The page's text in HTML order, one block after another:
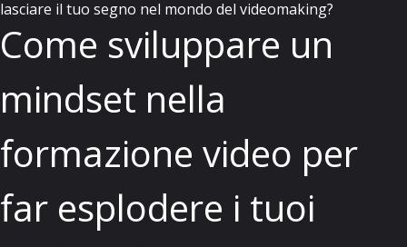
lasciare il tuo segno nel mondo del videomaking?
Come sviluppare un
mindset nella
formazione video per
far esplodere i tuoi